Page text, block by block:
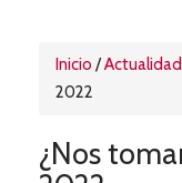
Inicio /Actualidad
2022
¿Nos